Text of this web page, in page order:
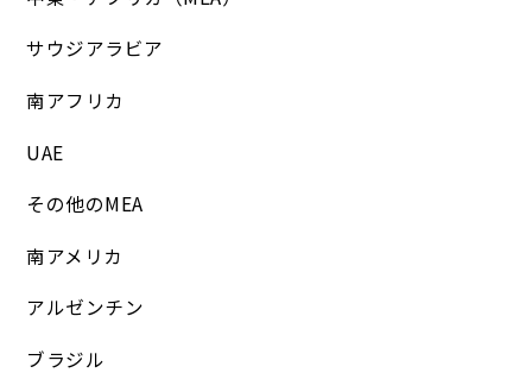
サウジアラビア
南アフリカ
UAE
その他のMEA
南アメリカ
アルゼンチン
ブラジル